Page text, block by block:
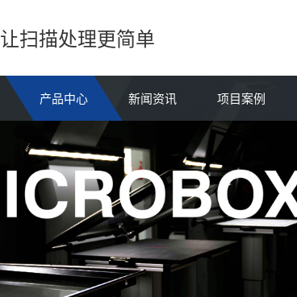
让扫描处理更简单
产品中心 新闻资讯 项目案例